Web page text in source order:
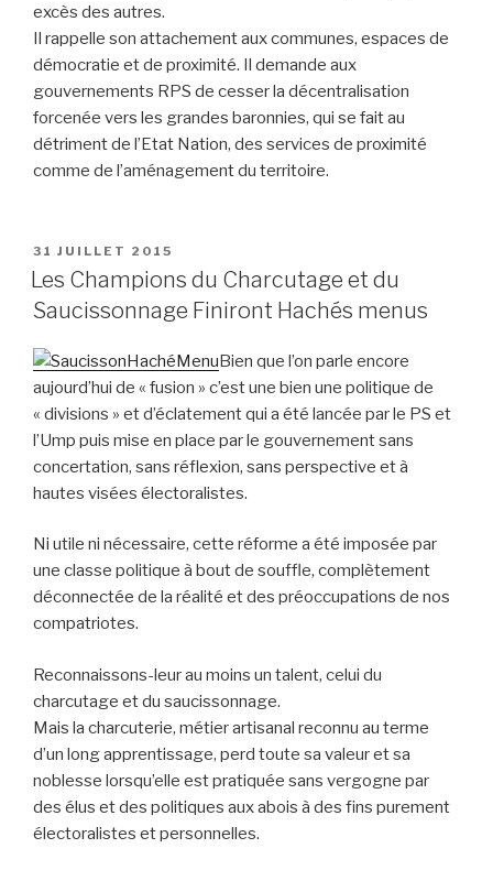
excès des autres.
Il rappelle son attachement aux communes, espaces de
démocratie et de proximité. Il demande aux
gouvernements RPS de cesser la décentralisation
forcenée vers les grandes baronnies, qui se fait au
détriment de l’Etat Nation, des services de proximité
comme de l’aménagement du territoire.
PUBLIÉ
LE
31 JUILLET 2015
Les Champions du Charcutage et du
Saucissonnage Finiront Hachés menus
Bien que l’on parle encore
aujourd’hui de « fusion » c’est une bien une politique de
« divisions » et d’éclatement qui a été lancée par le PS et
l’Ump puis mise en place par le gouvernement sans
concertation, sans réflexion, sans perspective et à
hautes visées électoralistes.
Ni utile ni nécessaire, cette réforme a été imposée par
une classe politique à bout de souffle, complètement
déconnectée de la réalité et des préoccupations de nos
compatriotes.
Reconnaissons-leur au moins un talent, celui du
charcutage et du saucissonnage.
Mais la charcuterie, métier artisanal reconnu au terme
d’un long apprentissage, perd toute sa valeur et sa
noblesse lorsqu’elle est pratiquée sans vergogne par
des élus et des politiques aux abois à des fins purement
électoralistes et personnelles.